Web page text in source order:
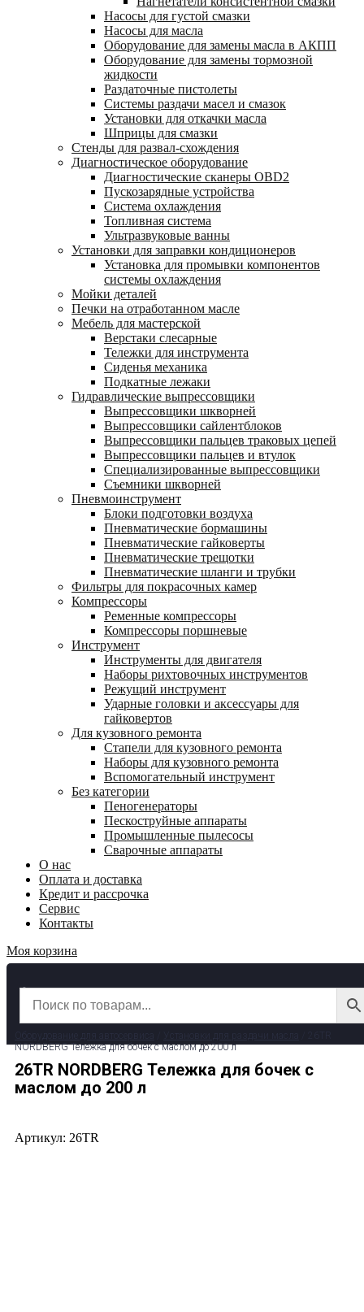
Насосы для густой смазки
Насосы для масла
Оборудование для замены масла в АКПП
Оборудование для замены тормозной
жидкости
Раздаточные пистолеты
Системы раздачи масел и смазок
Установки для откачки масла
Шприцы для смазки
Стенды для развал-схождения
Диагностическое оборудование
Диагностические сканеры OBD2
Пускозарядные устройства
Система охлаждения
Топливная система
Ультразвуковые ванны
Установки для заправки кондиционеров
Установка для промывки компонентов
системы охлаждения
Мойки деталей
Печки на отработанном масле
Мебель для мастерской
Верстаки слесарные
Тележки для инструмента
Сиденья механика
Подкатные лежаки
Гидравлические выпрессовщики
Выпрессовщики шкворней
Выпрессовщики сайлентблоков
Выпрессовщики пальцев траковых цепей
Выпрессовщики пальцев и втулок
Специализированные выпрессовщики
Cъемники шкворней
Пневмоинструмент
Блоки подготовки воздуха
Пневматические бормашины
Пневматические гайковерты
Пневматические трещотки
Пневматические шланги и трубки
Фильтры для покрасочных камер
Компрессоры
Ременные компрессоры
Компрессоры поршневые
Инструмент
Инструменты для двигателя
Наборы рихтовочных инструментов
Режущий инструмент
Ударные головки и аксессуары для
гайковертов
Для кузовного ремонта
Стапели для кузовного ремонта
Наборы для кузовного ремонта
Вспомогательный инструмент
Без категории
Пеногенераторы
Пескоструйные аппараты
Промышленные пылесосы
Сварочные аппараты
О нас
Оплата и доставка
Кредит и рассрочка
Сервис
Контакты
Моя корзина
✆ 8 (800) 511-39-29
NORDBERG Тележка для бочек с маслом до 200 л
26TR NORDBERG Тележка для бочек с
маслом до 200 л
Артикул: 26TR